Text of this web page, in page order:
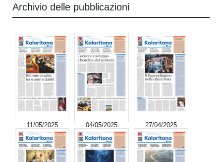
Archivio delle pubblicazioni
11/05/2025 04/05/2025 27/04/2025